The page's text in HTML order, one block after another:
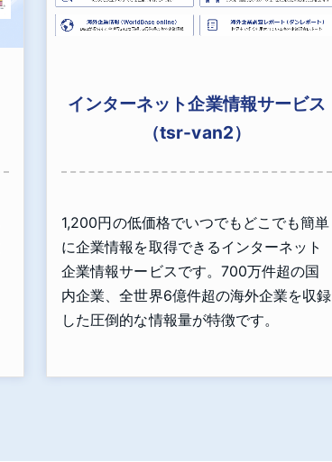
インターネット企業情報サービス
（tsr-van2）
1,200円の低価格でいつでもどこでも簡単
に企業情報を取得できるインターネット
企業情報サービスです。700万件超の国
内企業、全世界6億件超の海外企業を収録
した圧倒的な情報量が特徴です。